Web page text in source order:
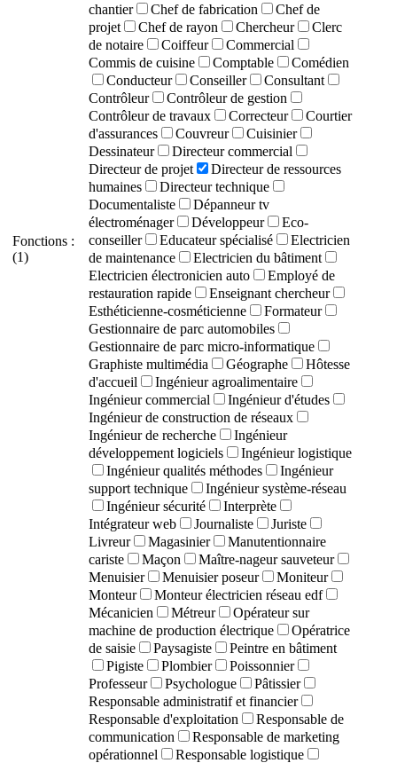
Fonctions :
(1)
chantier
Chef de fabrication
Chef de
projet
Chef de rayon Chercheur
Clerc
de notaire
Coiffeur
Commercial
Commis de cuisine
Comptable
Comédien
Conducteur
Conseiller
Consultant
Contrôleur
Contrôleur de gestion
Contrôleur de travaux
Correcteur
Courtier
d'assurances
Couvreur
Cuisinier
Dessinateur
Directeur commercial
Directeur de projet
Directeur de ressources
humaines
Directeur technique
Documentaliste
Dépanneur tv
électroménager
Développeur
Eco-
conseiller
Educateur spécialisé
Electricien
de maintenance
Electricien du bâtiment
Electricien électronicien auto
Employé de
restauration rapide
Enseignant chercheur
Esthéticienne-cosméticienne
Formateur
Gestionnaire de parc automobiles
Gestionnaire de parc micro-informatique
Graphiste multimédia
Géographe
Hôtesse
d'accueil
Ingénieur agroalimentaire
Ingénieur commercial
Ingénieur d'études
Ingénieur de construction de réseaux
Ingénieur de recherche
Ingénieur
développement logiciels
Ingénieur logistique
Ingénieur qualités méthodes
Ingénieur
support technique
Ingénieur système-réseau
Ingénieur sécurité
Interprète
Intégrateur web
Journaliste
Juriste
Livreur
Magasinier
Manutentionnaire
cariste
Maçon
Maître-nageur sauveteur
Menuisier
Menuisier poseur
Moniteur
Monteur
Monteur électricien réseau edf
Mécanicien
Métreur
Opérateur sur
machine de production électrique
Opératrice
de saisie
Paysagiste
Peintre en bâtiment
Pigiste
Plombier
Poissonnier
Professeur
Psychologue
Pâtissier
Responsable administratif et financier
Responsable d'exploitation
Responsable de
communication
Responsable de marketing
opérationnel
Responsable logistique